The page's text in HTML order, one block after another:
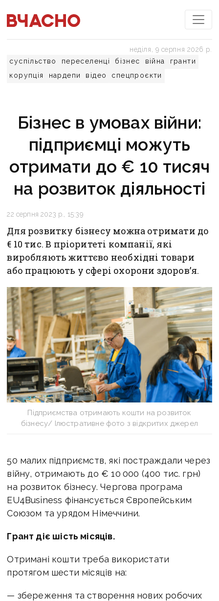
суспільство переселенці бізнес війна
гранти
корупція
нардепи відео спецпроєкти
неділя, 9 серпня 2026 р.
Бізнес в умовах війни:
підприємці можуть
отримати до € 10 тисяч
на розвиток діяльності
22 серпня 2023 р., 15:39
Для розвитку бізнесу можна отримати до
€ 10 тис. В пріоритеті компанії, які
виробляють життєво необхідні товари
або працюють у сфері охорони здоров’я.
Підприємства отримають кошти на розвиток
бізнесу/ Ілюстративне фото з відкритих джерел
50 малих підприємств, які постраждали через
війну, отримають до € 10 000 (400 тис. грн)
на розвиток бізнесу.Чергова програма
EU4Business фінансується Європейським
Союзом та урядом Німеччини.
Грант діє шість місяців.
Отримані кошти треба використати
протягом шести місяців на:
— збереження та створення нових робочих